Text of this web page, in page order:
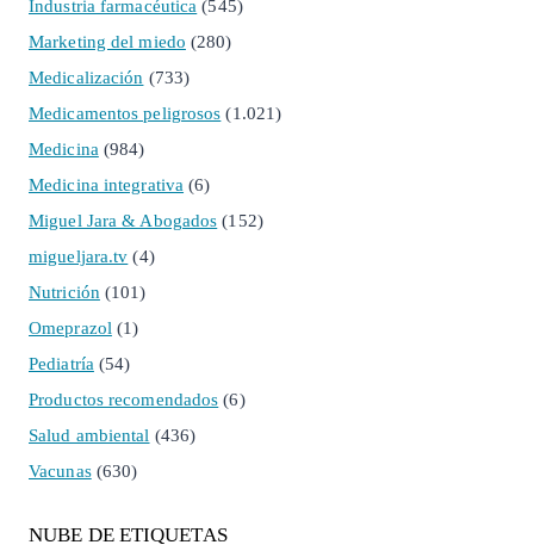
Industria farmacéutica (545)
Marketing del miedo (280)
Medicalización (733)
Medicamentos peligrosos (1.021)
Medicina (984)
Medicina integrativa (6)
Miguel Jara & Abogados (152)
migueljara.tv (4)
Nutrición (101)
Omeprazol (1)
Pediatría (54)
Productos recomendados (6)
Salud ambiental (436)
Vacunas(630)
NUBE DE ETIQUETAS